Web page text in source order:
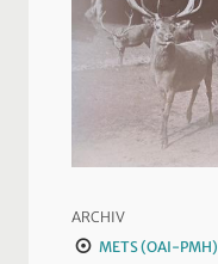
ARCHIV
METS (OAI-PMH)